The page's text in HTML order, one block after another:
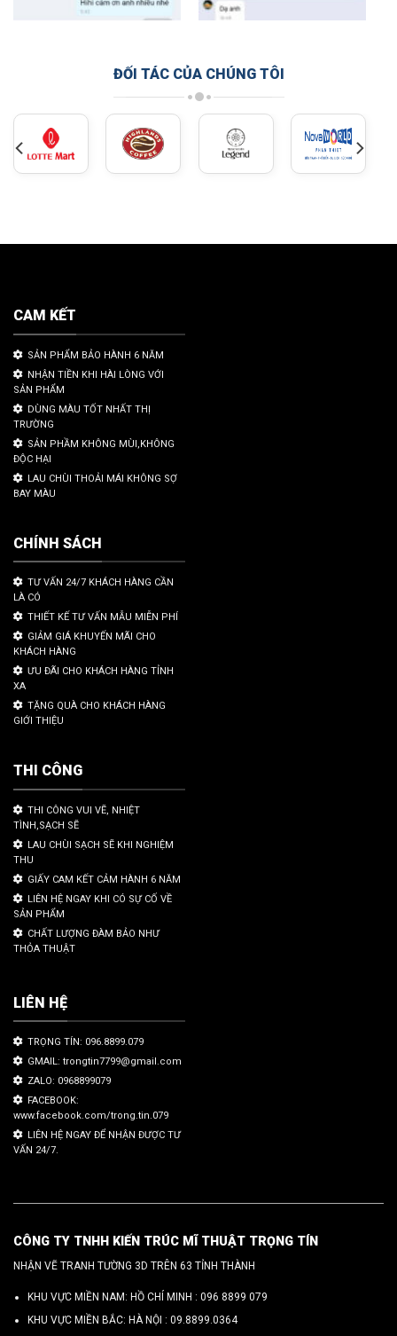
ĐỐI TÁC CỦA CHÚNG TÔI
CAM KẾT
SẢN PHẨM BẢO HÀNH 6 NĂM
NHẬN TIỀN KHI HÀI LÒNG VỚI
SẢN PHẨM
DÙNG MÀU TỐT NHẤT THỊ
TRƯỜNG
SẢN PHẦM KHÔNG MÙI,KHÔNG
ĐỘC HẠI
LAU CHÙI THOẢI MÁI KHÔNG SỢ
BAY MÀU
CHÍNH SÁCH
TƯ VẤN 24/7 KHÁCH HÀNG CẦN
LÀ CÓ
THIẾT KẾ TƯ VẤN MẪU MIỄN PHÍ
GIẢM GIÁ KHUYẾN MÃI CHO
KHÁCH HÀNG
ƯU ĐÃI CHO KHÁCH HÀNG TỈNH
XA
TẶNG QUÀ CHO KHÁCH HÀNG
GIỚI THIỆU
THI CÔNG
THI CÔNG VUI VẼ, NHIỆT
TÌNH,SẠCH SẼ
LAU CHÙI SẠCH SẼ KHI NGHIỆM
THU
GIẤY CAM KẾT CẢM HÀNH 6 NĂM
LIÊN HỆ NGAY KHI CÓ SỰ CỐ VỀ
SẢN PHẨM
CHẤT LƯỢNG ĐÀM BẢO NHƯ
THỎA THUẬT
LIÊN HỆ
TRỌNG TÍN: 096.8899.079
GMAIL: trongtin7799@gmail.com
ZALO: 0968899079
FACEBOOK:
www.facebook.com/trong.tin.079
LIÊN HỆ NGAY ĐỂ NHẬN ĐƯỢC TƯ
VẤN 24/7.
CÔNG TY TNHH KIẾN TRÚC MĨ THUẬT TRỌNG TÍN
NHẬN VẼ TRANH TƯỜNG 3D TRÊN 63 TỈNH THÀNH
KHU VỰC MIỀN NAM: HỒ CHÍ MINH : 096 8899 079
KHU VỰC MIỀN BẮC: HÀ NỘI : 09.8899.0364